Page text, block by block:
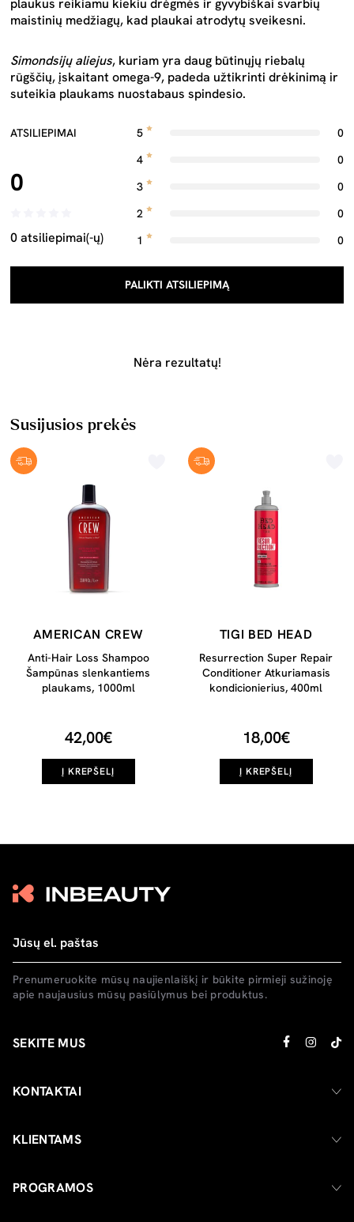
plaukus reikiamu kiekiu drėgmės ir gyvybiškai svarbių
maistinių medžiagų, kad plaukai atrodytų sveikesni.
Simondsijų aliejus, kuriam yra daug būtinųjų riebalų
rūgščių, įskaitant omega-9, padeda užtikrinti drėkinimą ir
suteikia plaukams nuostabaus spindesio.
ATSILIEPIMAI
0
0 atsiliepimai(-ų)
5
0
4
0
3
0
2
0
1
0
PALIKTI ATSILIEPIMĄ
Nėra rezultatų!
Susijusios prekės
AMERICAN CREW
Anti-Hair Loss Shampoo
Šampūnas slenkantiems
plaukams, 1000ml
42,00€
Į KREPŠELĮ
TIGI BED HEAD
Resurrection Super Repair
Conditioner Atkuriamasis
kondicionierius, 400ml
18,00€
Į KREPŠELĮ
Prenumeruokite mūsų naujienlaiškį ir būkite pirmieji sužinoję
apie naujausius mūsų pasiūlymus bei produktus.
SEKITE MUS
KONTAKTAI
KLIENTAMS
PROGRAMOS